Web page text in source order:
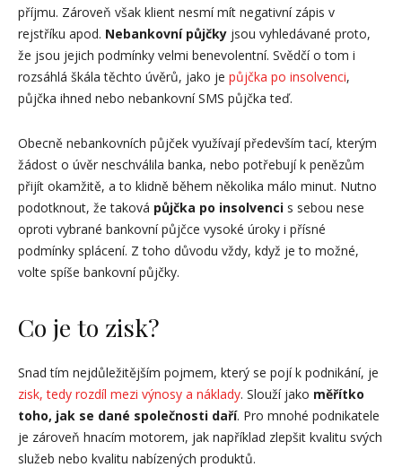
příjmu. Zároveň však klient nesmí mít negativní zápis v
rejstříku apod. Nebankovní půjčky jsou vyhledávané proto,
že jsou jejich podmínky velmi benevolentní. Svědčí o tom i
rozsáhlá škála těchto úvěrů, jako je půjčka po insolvenci,
půjčka ihned nebo nebankovní SMS půjčka teď.
Obecně nebankovních půjček využívají především tací, kterým
žádost o úvěr neschválila banka, nebo potřebují k penězům
přijít okamžitě, a to klidně během několika málo minut. Nutno
podotknout, že taková půjčka po insolvenci s sebou nese
oproti vybrané bankovní půjčce vysoké úroky i přísné
podmínky splácení. Z toho důvodu vždy, když je to možné,
volte spíše bankovní půjčky.
Co je to zisk?
Snad tím nejdůležitějším pojmem, který se pojí k podnikání, je
zisk, tedy rozdíl mezi výnosy a náklady. Slouží jako měřítko
toho, jak se dané společnosti daří. Pro mnohé podnikatele
je zároveň hnacím motorem, jak například zlepšit kvalitu svých
služeb nebo kvalitu nabízených produktů.